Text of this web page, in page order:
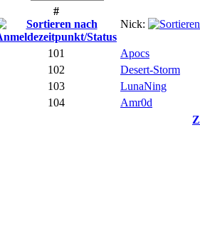
#
Nick:
101
Apocs
102
Desert-Storm
103
LunaNing
104
Amr0d